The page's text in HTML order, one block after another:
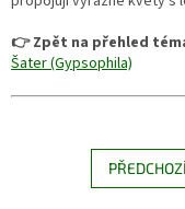
👉 Zpět na přehled
Šater (Gypsophila)